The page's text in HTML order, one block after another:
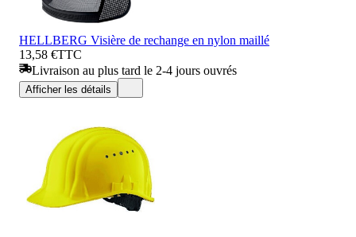
HELLBERG Visière de rechange en nylon maillé
13,58 €TTC
Livraison au plus tard le 2-4 jours ouvrés
Afficher les détails